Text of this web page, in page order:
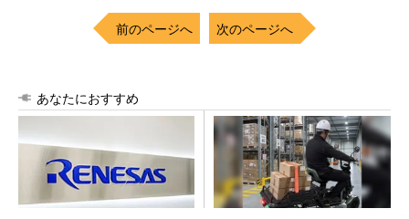
前のページへ 次のページへ
あなたにおすすめ